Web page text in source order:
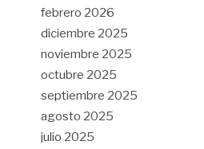
febrero 2026
diciembre 2025
noviembre 2025
octubre 2025
septiembre 2025
agosto 2025
julio 2025